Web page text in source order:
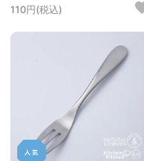
110円(税込)